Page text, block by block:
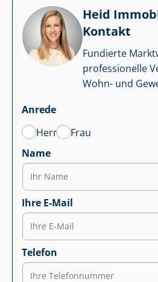
Heid
Kontakt
Fundierte
professionelle
Wohn- und
Anrede
Herr
Frau
Name
Ihre E-Mail
Telefon